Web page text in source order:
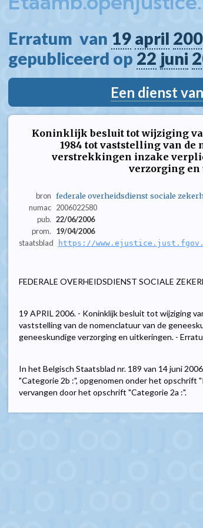
Erratum  van 19 april
gepubliceerd op 22 juni
Een dienst
Koninklijk besluit tot wijziging
1984 tot vaststelling van de
verstrekkingen inzake
verzorging
bron federale overheidsdienst sociale
numac 2006022580
pub. 22/06/2006
prom.
19/04/2006
staatsblad
https://
FEDERALE OVERHEIDSDIENST SOCIALE
19 APRIL 2006. - Koninklijk besluit tot wijziging
vaststelling van de nomenclatuur van de
geneeskundige verzorging en uitkeringen. -
In het Belgisch Staatsblad nr. 189 van 14 juni
"Categorie 2b :", opgenomen onder het opschrift
vervangen door het opschrift "Categorie 2a :".